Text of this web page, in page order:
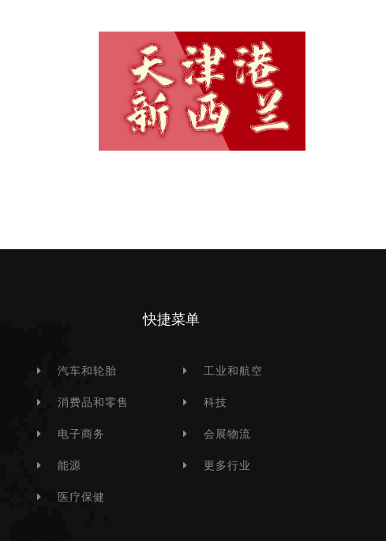
快捷菜单
汽车和轮胎
消费品和零售
电子商务
能源
医疗保健
工业和航空
科技
会展物流
更多行业